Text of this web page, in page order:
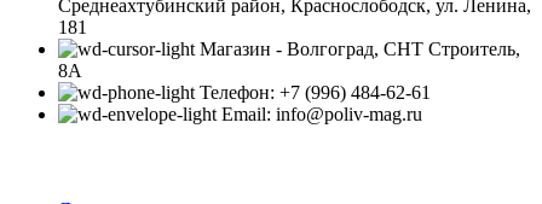
Среднеахтубинский район, Краснослободск, ул. Ленина,
181
Магазин - Волгоград, СНТ Строитель,
8А
Телефон: +7 (996) 484-62-61
Email: info@poliv-mag.ru